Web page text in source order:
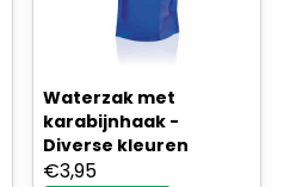
Waterzak met
karabijnhaak -
Diverse kleuren
€3,95